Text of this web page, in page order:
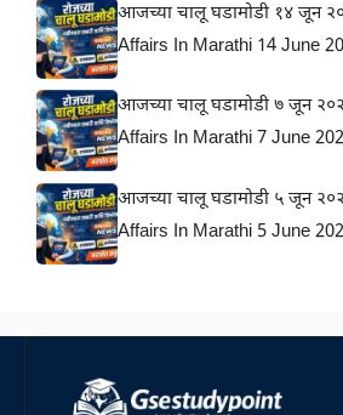
आजच्या चालू घडामोडी १४ जून
Affairs In Marathi 14 June
आजच्या चालू घडामोडी ७ जून
Affairs In Marathi 7 June
आजच्या चालू घडामोडी ५ जून
Affairs In Marathi 5 June